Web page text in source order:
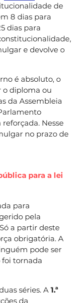
de
8 dias para
dias para
e devolve o
é absoluto, o
o diploma ou
da Assembleia
Nesse
no prazo de
para a lei
para
pela
a partir deste
obrigatória. A
pode ser
tornada
séries. A 1.ª
da